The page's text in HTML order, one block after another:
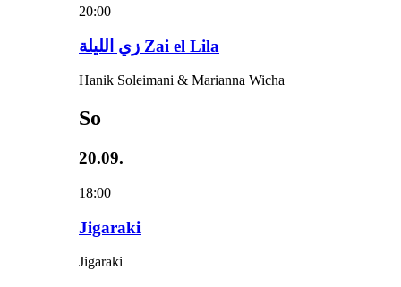
20:00
زي‌ اللیلة Zai el Lila
Hanik Soleimani & Marianna Wicha
So
20.09.
18:00
Jigaraki
Jigaraki